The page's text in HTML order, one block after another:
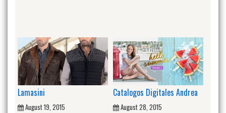
Lamasini
August 19, 2015
Catalogos Digitales Andrea
August 28, 2015